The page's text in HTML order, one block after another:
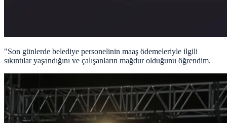
"Son günlerde belediye personelinin maaş ödemeleriyle ilgili
sıkıntılar yaşandığını ve çalışanların mağdur olduğunu öğrendim.